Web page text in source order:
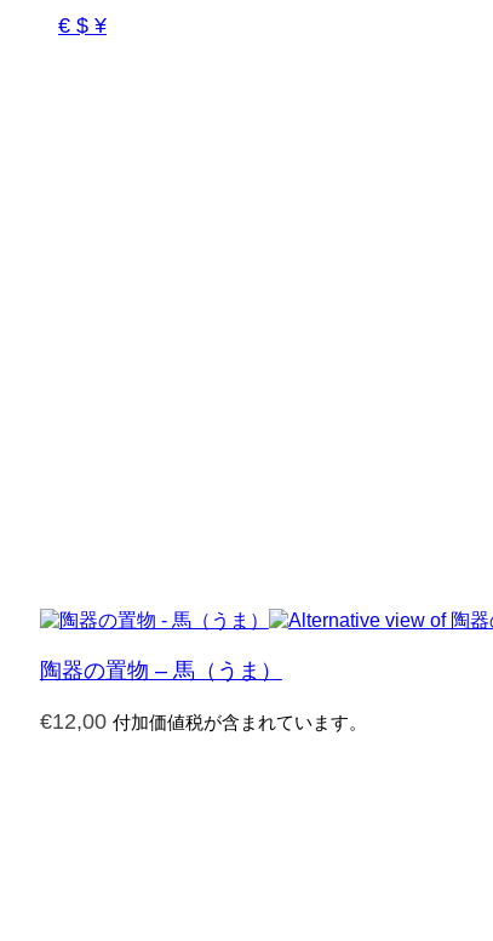
€ $ ¥
陶器の置物 – 馬（うま）
€12,00 付加価値税が含まれています。